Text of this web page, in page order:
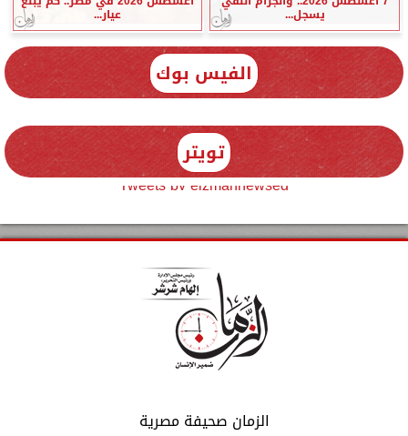
يسجل... عيار...
الفيس بوك
تويتر
Tweets by elzmannewseg
الزمان صحيفة مصرية